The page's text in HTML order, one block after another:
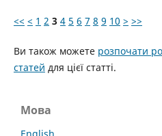
<< < 1 2 3 4 5 6 7 8 9 10 > >>
Ви також можете розпочати
статей для цієї статті.
Мова